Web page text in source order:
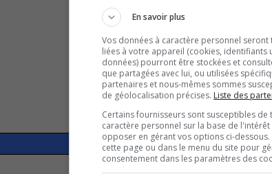
En savoir plus
Vos données à caractère personnel
liées à votre appareil (cookies, identifiants
données) pourront être stockées et
que partagées avec lui, ou utilisées
partenaires et nous-mêmes sommes
de géolocalisation précises. Liste des
Certains fournisseurs sont susceptibles de
caractère personnel sur la base de
opposer en gérant vos options ci-dessous.
cette page ou dans le menu du site pour
consentement dans les paramètres des